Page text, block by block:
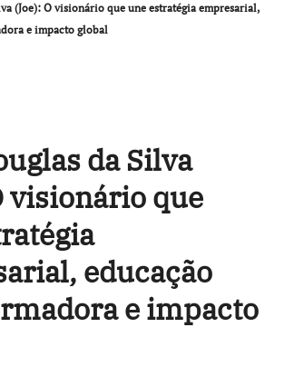
(Joe): O visionário que une estratégia empresarial,
e impacto global
da Silva
visionário que
educação
e impacto